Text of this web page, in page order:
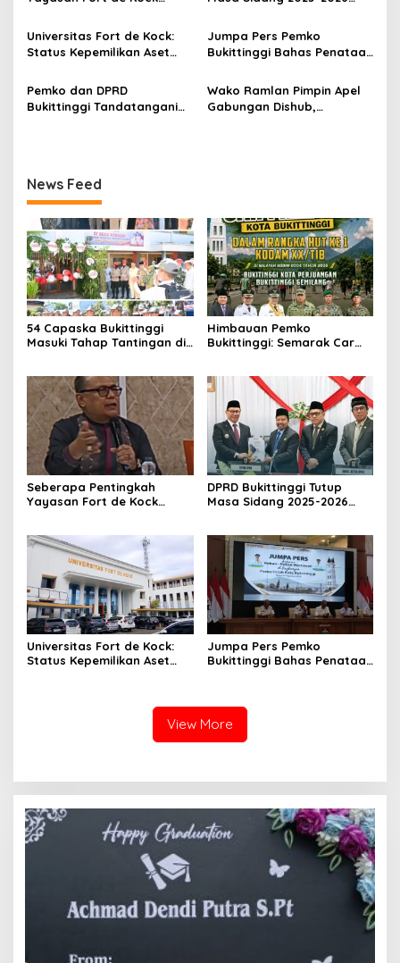
Imam Bonjol
Perekonomian Masyarakat
Jam Gadang?
2026-2027, Wako Ramlan
Beri Apresiasi
Universitas Fort de Kock:
Status Kepemilikan Aset
Milik Yayasan Berdasarkan
Putusan Mahkamah Agung
Nomor 2108/K/Pdt/2022
Jumpa Pers Pemko
Bukittinggi Bahas Penataan
Kampus UFDK
Pemko dan DPRD
Bukittinggi Tandatangani
Wako Ramlan Pimpin Apel
Gabungan Dishub,
News Feed
54 Capaska Bukittinggi
Masuki Tahap Tantingan di
Himbauan Pemko
Bukittinggi: Semarak Car
Militer (KODAM) XX/Tuanku
Imam Bonjol
Seberapa Pentingkah
Yayasan Fort de Kock
Jam Gadang?
DPRD Bukittinggi Tutup
Masa Sidang 2025-2026
Beri Apresiasi
Universitas Fort de Kock:
Status Kepemilikan Aset
Nomor 2108/K/Pdt/2022
Jumpa Pers Pemko
Bukittinggi Bahas Penataan
View More